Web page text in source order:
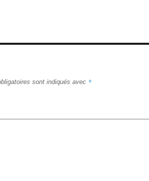
sont indiqués avec *